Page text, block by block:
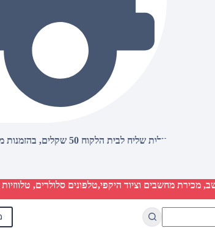
עלות שליח לבית הלקוח 50 שקלים, בהזמנות מעל 2000 שקלים ללא חיוב (חינם)
מחשבים וציוד היקפי,טלפונים סלולרים,